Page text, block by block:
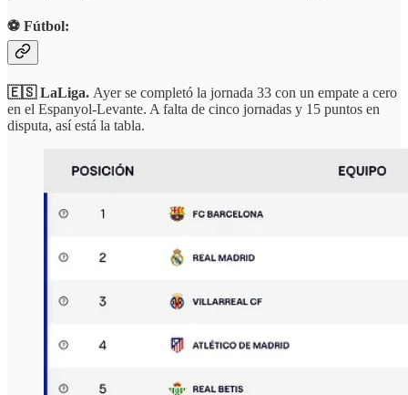
⚽️ Fútbol:
🇪🇸 LaLiga. Ayer se completó la jornada 33 con un empate a cero
en el Espanyol-Levante. A falta de cinco jornadas y 15 puntos en
disputa, así está la tabla.